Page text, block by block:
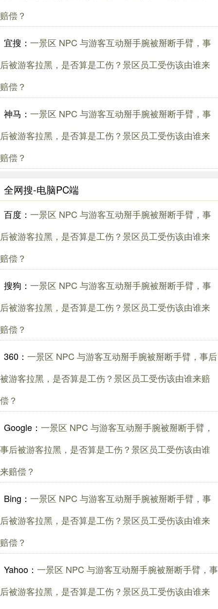
赔偿？
宜搜： 一景区 NPC 与游客互动掰手腕被掰断手臂，事
后被游客拉黑，是否算是工伤？景区员工受伤该由谁来
赔偿？
神马： 一景区 NPC 与游客互动掰手腕被掰断手臂，事
后被游客拉黑，是否算是工伤？景区员工受伤该由谁来
赔偿？
全网搜-电脑PC端
百度： 一景区 NPC 与游客互动掰手腕被掰断手臂，事
后被游客拉黑，是否算是工伤？景区员工受伤该由谁来
赔偿？
搜狗： 一景区 NPC 与游客互动掰手腕被掰断手臂，事
后被游客拉黑，是否算是工伤？景区员工受伤该由谁来
赔偿？
360： 一景区 NPC 与游客互动掰手腕被掰断手臂，事后
被游客拉黑，是否算是工伤？景区员工受伤该由谁来赔
偿？
Google： 一景区 NPC 与游客互动掰手腕被掰断手臂，
事后被游客拉黑，是否算是工伤？景区员工受伤该由谁
来赔偿？
Bing： 一景区 NPC 与游客互动掰手腕被掰断手臂，事
后被游客拉黑，是否算是工伤？景区员工受伤该由谁来
赔偿？
Yahoo： 一景区 NPC 与游客互动掰手腕被掰断手臂，事
后被游客拉黑，是否算是工伤？景区员工受伤该由谁来